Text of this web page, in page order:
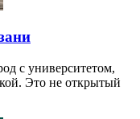
с университетом,
Это не открытый